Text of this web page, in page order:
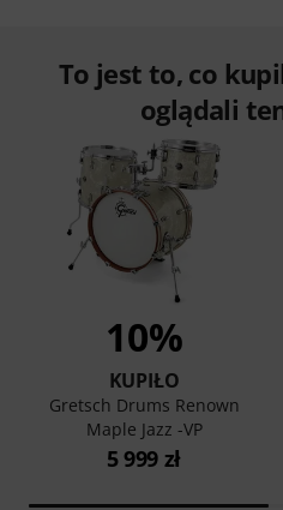
To jest to, co
oglądali
10%
KUPIŁO
Gretsch Drums Renown
Maple Jazz -VP
5 999 zł